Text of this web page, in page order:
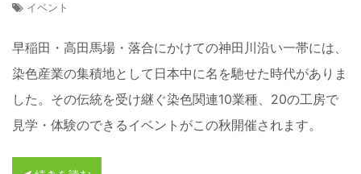
イベント
早稲田・高田馬場・落合にかけての神田川沿い一帯には、
染色産業の集積地として日本中に名を馳せた時代がありま
した。その伝統を受け継ぐ染色関連10業種、20の工房で
見学・体験のできるイベントがこの秋開催されます。